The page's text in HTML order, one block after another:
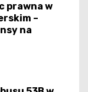
prawna w
–
na